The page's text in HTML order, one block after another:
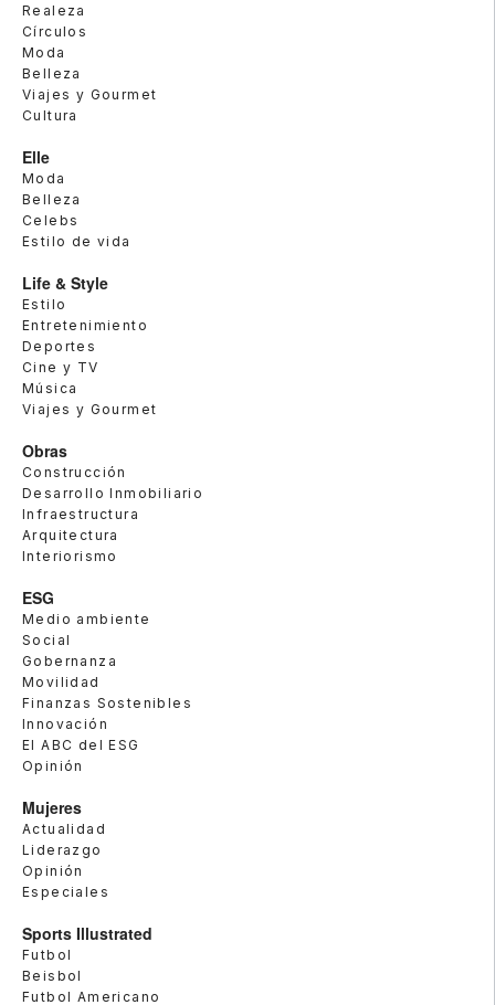
Realeza
Círculos
Moda
Belleza
Viajes y Gourmet
Cultura
Elle
Moda
Belleza
Celebs
Estilo de vida
Life & Style
Estilo
Entretenimiento
Deportes
Cine y TV
Música
Viajes y Gourmet
Obras
Construcción
Desarrollo Inmobiliario
Infraestructura
Arquitectura
Interiorismo
ESG
Medio ambiente
Social
Gobernanza
Movilidad
Finanzas Sostenibles
Innovación
El ABC del ESG
Opinión
Mujeres
Actualidad
Liderazgo
Opinión
Especiales
Sports Illustrated
Futbol
Beisbol
Futbol Americano